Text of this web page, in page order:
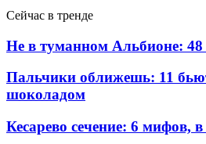
Сейчас в тренде
Не в туманном Альбионе:
Пальчики оближешь: 11
шоколадом
Кесарево сечение: 6 мифов,